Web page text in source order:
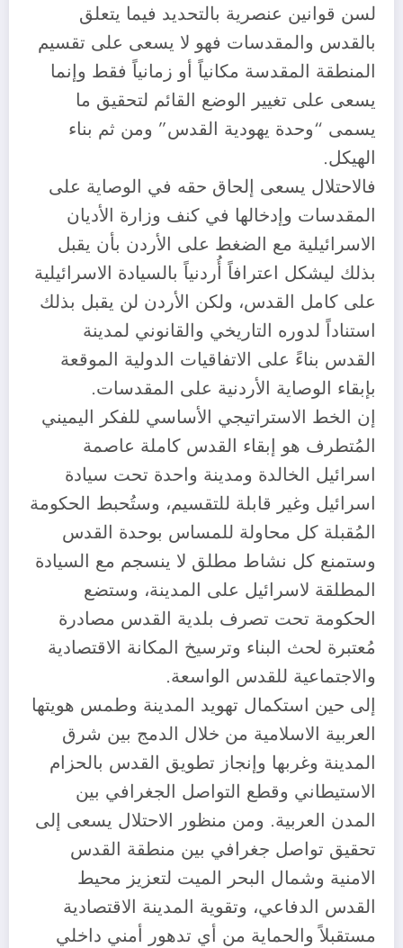
لسن قوانين عنصرية بالتحديد فيما يتعلق
بالقدس والمقدسات فهو لا يسعى على تقسيم
المنطقة المقدسة مكانياً أو زمانياً فقط وإنما
يسعى على تغيير الوضع القائم لتحقيق ما
يسمى “وحدة يهودية القدس” ومن ثم بناء
الهيكل.
فالاحتلال يسعى إلحاق حقه في الوصاية على
المقدسات وإدخالها في كنف وزارة الأديان
الاسرائيلية مع الضغط على الأردن بأن يقبل
بذلك ليشكل اعترافاً أُردنياً بالسيادة الاسرائيلية
على كامل القدس، ولكن الأردن لن يقبل بذلك
استناداً لدوره التاريخي والقانوني لمدينة
القدس بناءً على الاتفاقيات الدولية الموقعة
بإبقاء الوصاية الأردنية على المقدسات.
إن الخط الاستراتيجي الأساسي للفكر اليميني
المُتطرف هو إبقاء القدس كاملة عاصمة
اسرائيل الخالدة ومدينة واحدة تحت سيادة
اسرائيل وغير قابلة للتقسيم، وستُحبط الحكومة
المُقبلة كل محاولة للمساس بوحدة القدس
وستمنع كل نشاط مطلق لا ينسجم مع السيادة
المطلقة لاسرائيل على المدينة، وستضع
الحكومة تحت تصرف بلدية القدس مصادرة
مُعتبرة لحث البناء وترسيخ المكانة الاقتصادية
والاجتماعية للقدس الواسعة.
إلى حين استكمال تهويد المدينة وطمس هويتها
العربية الاسلامية من خلال الدمج بين شرق
المدينة وغربها وإنجاز تطويق القدس بالحزام
الاستيطاني وقطع التواصل الجغرافي بين
المدن العربية. ومن منظور الاحتلال يسعى إلى
تحقيق تواصل جغرافي بين منطقة القدس
الامنية وشمال البحر الميت لتعزيز محيط
القدس الدفاعي، وتقوية المدينة الاقتصادية
مستقبلاً والحماية من أي تدهور أمني داخلي